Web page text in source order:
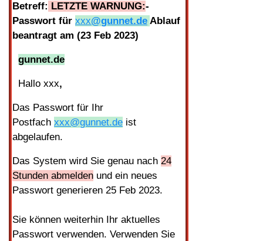
Betreff: LETZTE WARNUNG:-
Passwort für xxx@gunnet.de Ablauf
beantragt am (23 Feb 2023)
gunnet.de
Hallo xxx,
Das Passwort für Ihr
Postfach xxx@gunnet.de ist
abgelaufen.
Das System wird Sie genau nach 24
Stunden abmelden und ein neues
Passwort generieren 25 Feb 2023.
Sie können weiterhin Ihr aktuelles
Passwort verwenden. Verwenden Sie